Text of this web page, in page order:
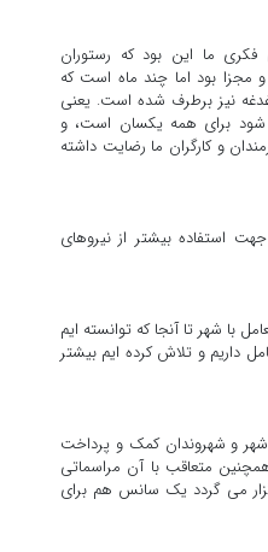
ما این بود که رستوران
و مجزا بود اما چند ماه است که
نیز برطرف شده است. یعنی
برای همه یکسان است، و
و کارگران ما رضایت داشته
استفاده بیشتر از نیروهای
با شهر تا آنجا که توانسته ایم
داریم و تلاش کرده ایم بیشتر
شهر و شهروندان کمک و پرداخت
متعاقب با آن مراسماتی
مناسبت 22 بهمن برگزار می گردد یک سانس هم برای